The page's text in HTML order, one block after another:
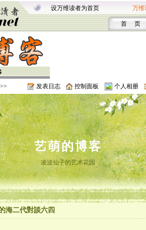
设万维读者为首页 万维
首 页
发表日志 控制面板 个人相册
艺萌的博客
凌波仙子的艺术花园
海二代對談六四